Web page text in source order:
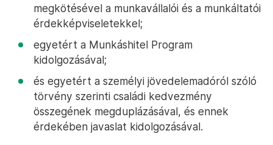
megkötésével a munkavállalói és a munkáltatói
érdekképviseletekkel;
egyetért a Munkáshitel Program
kidolgozásával;
és egyetért a személyi jövedelemadóról szóló
törvény szerinti családi kedvezmény
összegének megduplázásával, és ennek
érdekében javaslat kidolgozásával.